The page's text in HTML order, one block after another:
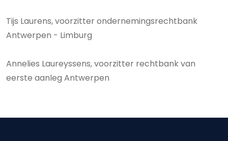
Tijs Laurens, voorzitter ondernemingsrechtbank
Antwerpen - Limburg
Annelies Laureyssens, voorzitter rechtbank van
eerste aanleg Antwerpen